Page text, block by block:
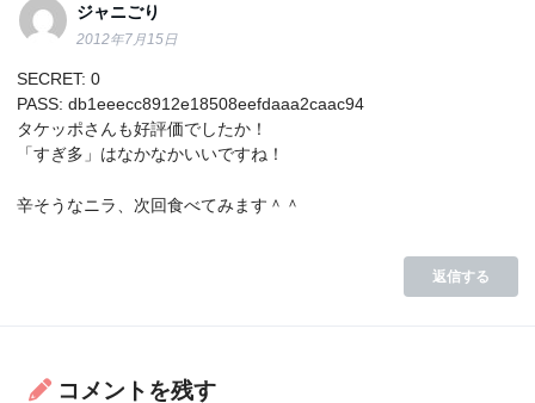
ジャニごり
2012年7月15日
SECRET: 0
PASS: db1eeecc8912e18508eefdaaa2caac94
タケッポさんも好評価でしたか！
「すぎ多」はなかなかいいですね！
辛そうなニラ、次回食べてみます＾＾
返信する
コメントを残す